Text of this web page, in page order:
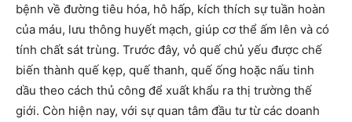
bệnh về đường tiêu hóa, hô hấp, kích thích sự tuần hoàn
của máu, lưu thông huyết mạch, giúp cơ thể ấm lên và có
tính chất sát trùng. Trước đây, vỏ quế chủ yếu được chế
biến thành quế kẹp, quế thanh, quế ống hoặc nấu tinh
dầu theo cách thủ công để xuất khẩu ra thị trường thế
giới. Còn hiện nay, với sự quan tâm đầu tư từ các doanh